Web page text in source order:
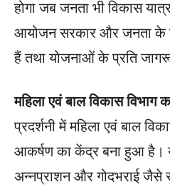
होगा जब जनता भी विकास
आयोजन सरकार और जनता के
हैं तथा योजनाओं के प्रति
महिला एवं बाल विकास विभाग
प्रदर्शनी में महिला एवं बाल
आकर्षण का केंद्र बना हुआ है।
अन्नप्राशन और गोदभराई जैसे